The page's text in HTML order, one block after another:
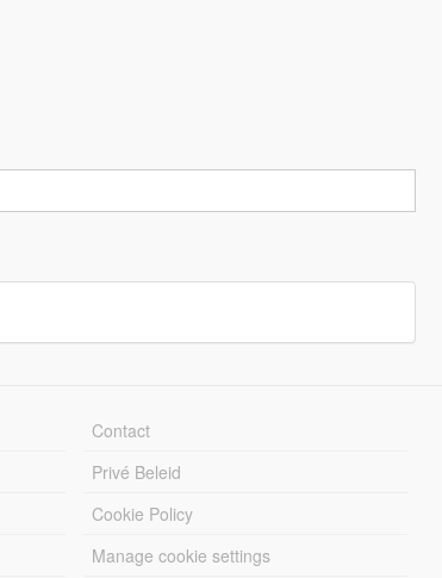
Contact
Privé Beleid
Cookie Policy
Manage cookie settings